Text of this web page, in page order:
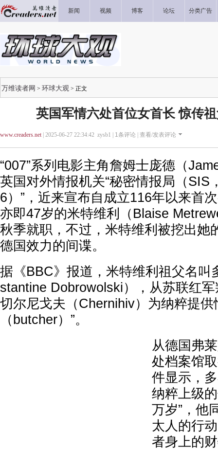
新闻 视频 博客 论坛 分类广告
万维读者网 > 环球大观 > 正文
英国军情六处首位女首长 惊传
www.creaders.net| 2025-06-27 22:34:42 zysb1 | 1条评论 | 查看/发表评论
“007”系列电影主角詹姆士庞德（
英国对外情报机关“秘密情报局（SIS
6）”，近来宣布自成立116年以来首
亦即47岁的米特维利（Blaise
秋季就职，不过，米特维利被挖出她
德国效力的间谍。
据《BBC》报道，米特维利祖父名叫
stantine Dobrowolski），从苏联红
切尔尼戈夫（Chernihiv）为纳粹提供
（butcher）”。
从德国弗
处档案馆
件显示，
纳粹上级
万岁”，他
太人的行
者身上的